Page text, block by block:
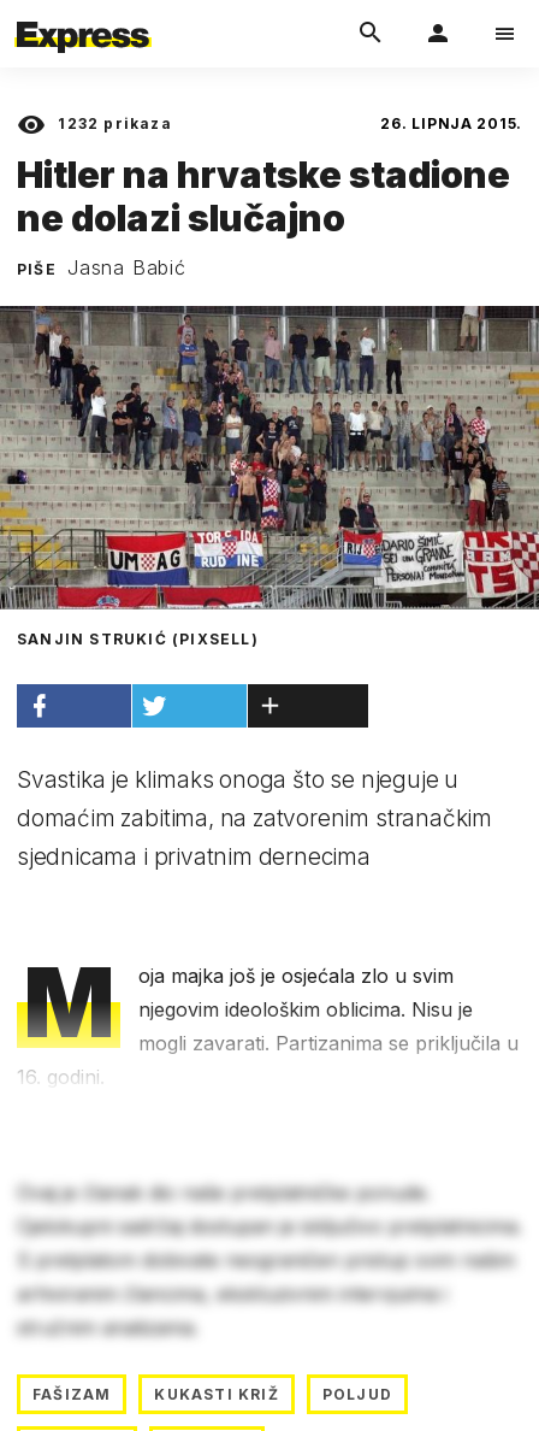
1232 prikaza 26. LIPNJA 2015.
Hitler na hrvatske stadione
ne dolazi slučajno
PIŠE Jasna Babić
SANJIN STRUKIĆ (PIXSELL)
Svastika je klimaks onoga što se njeguje u
domaćim zabitima, na zatvorenim stranačkim
sjednicama i privatnim dernecima
M
oja majka još je osjećala zlo u svim
njegovim ideološkim oblicima. Nisu je
mogli zavarati. Partizanima se priključila u
16. godini.
Ovaj je članak dio naše pretplatničke ponude.
Cjelokupni sadržaj dostupan je isključivo pretplatnicima.
S pretplatom dobivate neograničen pristup svim našim
arhiviranim člancima, ekskluzivnim intervjuima i
stručnim analizama.
FAŠIZAM KUKASTI KRIŽ POLJUD